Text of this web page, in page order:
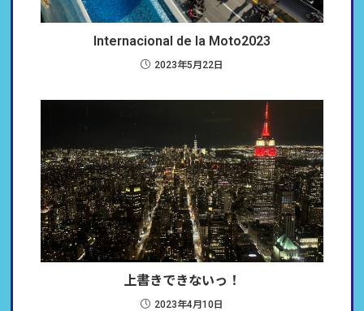
Internacional de la Moto2023
2023年5月22日
上書きできないっ！
2023年4月10日